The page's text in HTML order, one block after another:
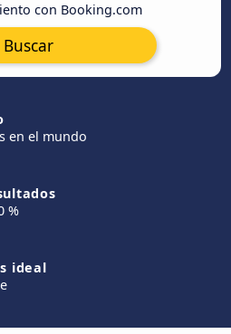
con Booking.com
Buscar
en el mundo
%
ideal